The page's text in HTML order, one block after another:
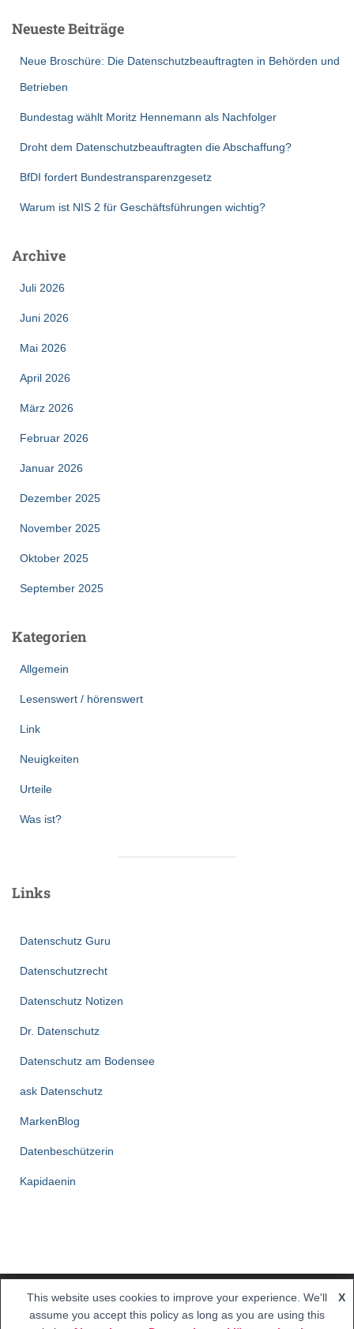
Neueste Beiträge
Neue Broschüre: Die Datenschutzbeauftragten in Behörden und
Betrieben
Bundestag wählt Moritz Hennemann als Nachfolger
Droht dem Datenschutzbeauftragten die Abschaffung?
BfDI fordert Bundestransparenzgesetz
Warum ist NIS 2 für Geschäftsführungen wichtig?
Archive
Juli 2026
Juni 2026
Mai 2026
April 2026
März 2026
Februar 2026
Januar 2026
Dezember 2025
November 2025
Oktober 2025
September 2025
Kategorien
Allgemein
Lesenswert / hörenswert
Link
Neuigkeiten
Urteile
Was ist?
Links
Datenschutz Guru
Datenschutzrecht
Datenschutz Notizen
Dr. Datenschutz
Datenschutz am Bodensee
ask Datenschutz
MarkenBlog
Datenbeschützerin
Kapidaenin
Hestia | Entwickelt vonThemeIsle
This website uses cookies to improve your experience. We'll
assume you accept this policy as long as you are using this
X